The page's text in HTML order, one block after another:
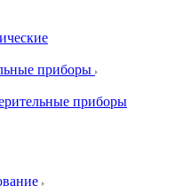
приборы
приборы